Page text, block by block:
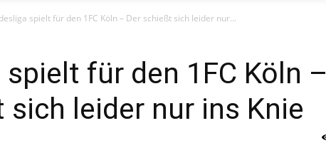
spielt für den 1FC Köln – Der schießt sich leider nur...
für den 1FC Köln –
sich leider nur ins Knie